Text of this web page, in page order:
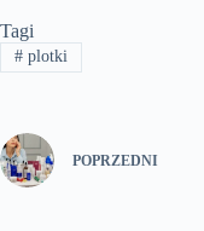
Tagi
#plotki
POPRZEDNI